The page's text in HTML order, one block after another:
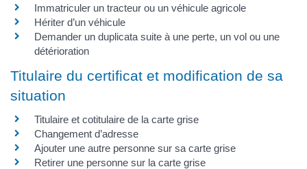
Immatriculer un tracteur ou un véhicule agricole
Hériter d’un véhicule
Demander un duplicata suite à une perte, un vol ou une
détérioration
Titulaire du certificat et modification de sa
situation
Titulaire et cotitulaire de la carte grise
Changement d’adresse
Ajouter une autre personne sur sa carte grise
Retirer une personne sur la carte grise